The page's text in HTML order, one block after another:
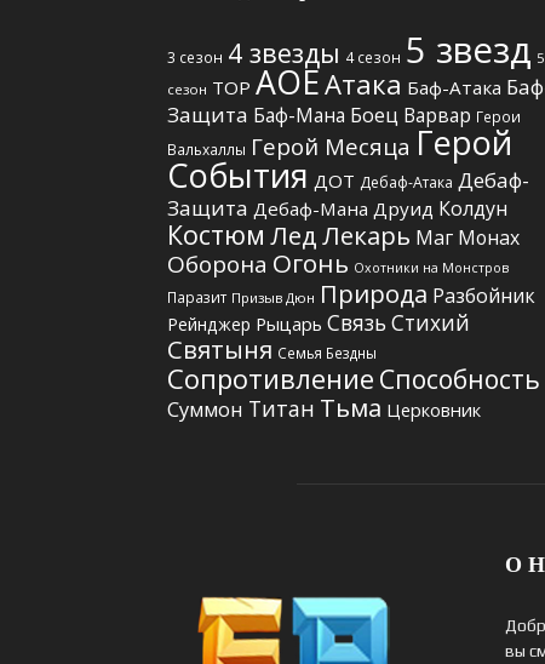
3 сезон 4 звезды 4 сезон 5 звезд 5
сезон TOP АОЕАтака Баф-Атака
Защита Баф-Мана Боец Варвар Герои
Вальхаллы Герой Месяца Герой
События ДОТ Дебаф-Атака Дебаф-
Защита Дебаф-Мана Друид Колдун
Костюм ЛедЛекарь Маг Монах
Оборона Огонь Охотники на Монстров
Паразит Призыв Дюн Природа Разбойник
Рейнджер Рыцарь Связь Стихий
Святыня Семья Бездны
Сопротивление Способность
Суммон Титан Тьма Церковник
О
вы